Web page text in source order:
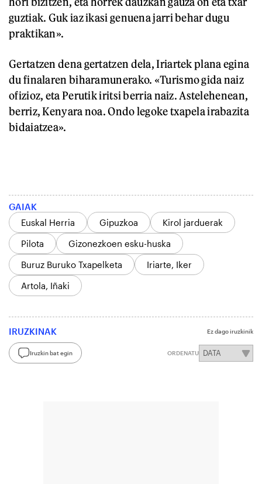
guztiak. Guk iaz ikasi genuena jarri behar dugu
praktikan».
Gertatzen dena gertatzen dela, Iriartek plana egina
du finalaren biharamunerako. «Turismo gida naiz
ofizioz, eta Perutik iritsi berria naiz. Astelehenean,
berriz, Kenyara noa. Ondo legoke txapela irabazita
bidaiatzea».
GAIAK
Euskal Herria
Gipuzkoa
Kirol jarduerak
Pilota
Gizonezkoen esku-huska
Buruz Buruko Txapelketa
Iriarte, Iker
Artola, Iñaki
IRUZKINAK Ez dago iruzkinik
Iruzkin bat egin ORDENATU